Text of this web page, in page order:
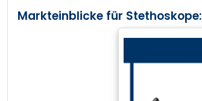
Markteinblicke für Stethoskope: